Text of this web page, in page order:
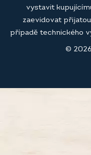
© 2026
vystavit
zaevidovat
případě technického